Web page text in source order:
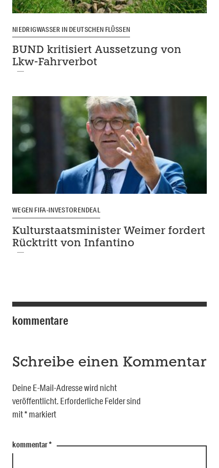
NIEDRIGWASSER IN DEUTSCHEN FLÜSSEN
BUND kritisiert Aussetzung von
Lkw-Fahrverbot
WEGEN FIFA-INVESTORENDEAL
Kulturstaatsminister Weimer fordert
Rücktritt von Infantino
kommentare
Schreibe einen Kommentar
Deine E-Mail-Adresse wird nicht
veröffentlicht. Erforderliche Felder sind
mit*markiert
kommentar*